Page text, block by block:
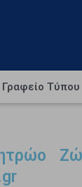
Γραφείο Τύπου